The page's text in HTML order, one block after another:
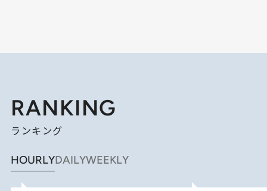
RANKING
ランキング
HOURLYDAILYWEEKLY